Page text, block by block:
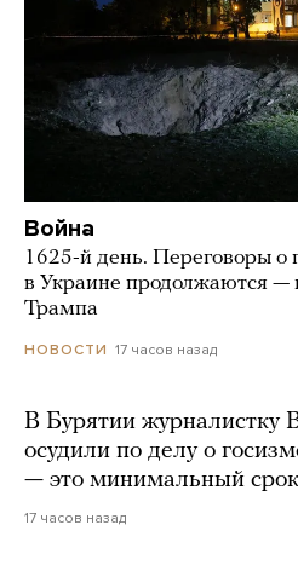
Война
1625-й день. Переговоры о
в Украине продолжаются —
Трампа
НОВОСТИ 17 часов назад
В Бурятии журналистку
осудили по делу о
— это минимальный срок
17 часов назад